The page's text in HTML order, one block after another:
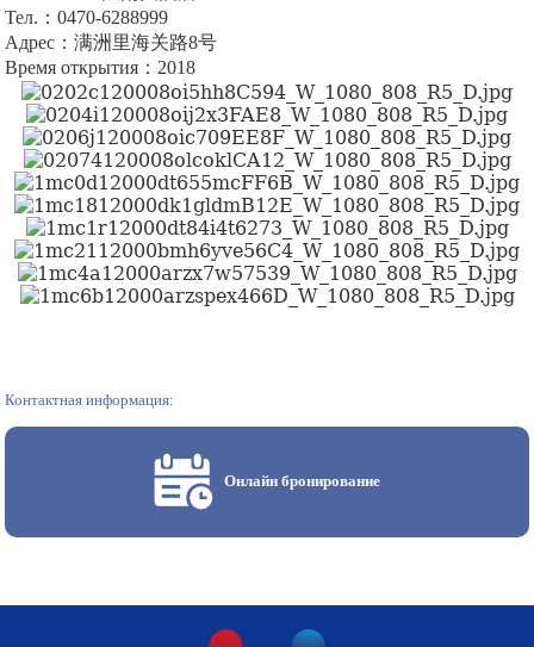
Тел.：0470-6288999
Адрес：满洲里海关路8号
Время открытия：2018
Контактная информация:
Онлайн бронирование